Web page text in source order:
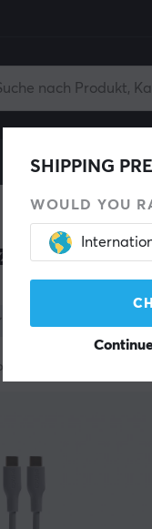
Konsole
SHIPPING
WOULD YOU